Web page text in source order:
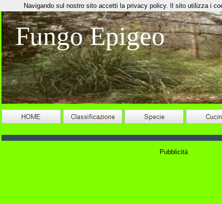
Fungo Epigeo
Pubblicità
Navigando sul nostro sito accetti la privacy policy. Il sito utilizza i